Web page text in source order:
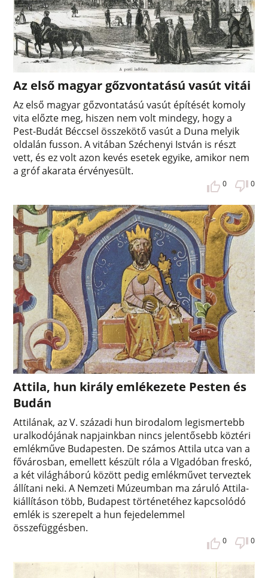
Az első magyar gőzvontatású vasút vitái
Az első magyar gőzvontatású vasút építését komoly
vita előzte meg, hiszen nem volt mindegy, hogy a
Pest-Budát Béccsel összekötő vasút a Duna melyik
oldalán fusson. A vitában Széchenyi István is részt
vett, és ez volt azon kevés esetek egyike, amikor nem
a gróf akarata érvényesült.
0 0
Attila, hun király emlékezete Pesten és
Budán
Attilának, az V. századi hun birodalom legismertebb
uralkodójának napjainkban nincs jelentősebb köztéri
emlékműve Budapesten. De számos Attila utca van a
fővárosban, emellett készült róla a VIgadóban freskó,
a két világháború között pedig emlékművet terveztek
állítani neki. A Nemzeti Múzeumban ma záruló Attila-
kiállításon több, Budapest történetéhez kapcsolódó
emlék is szerepelt a hun fejedelemmel
összefüggésben.
0 0